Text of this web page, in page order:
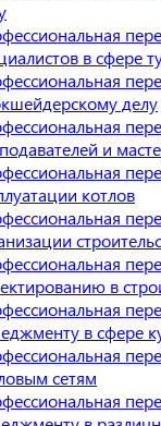
в сфере
делу
и
котлов
в
в сфере
сетям